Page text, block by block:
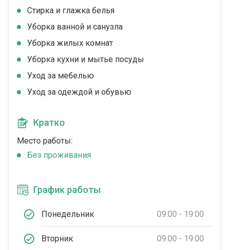
Стирка и глажка белья
Уборка ванной и санузла
Уборка жилых комнат
Уборка кухни и мытье посуды
Уход за мебелью
Уход за одеждой и обувью
Кратко
Место работы:
Без проживания
График работы
Понедельник 09:00 - 19:00
Вторник 09:00 - 19:00